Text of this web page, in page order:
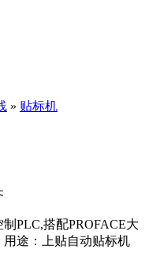
» 贴标机
PLC,搭配PROFACE大
途：上贴自动贴标机